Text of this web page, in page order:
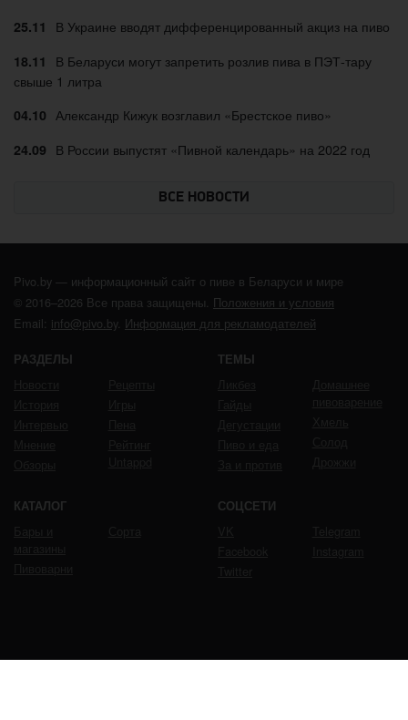
25.11 В Украине вводят дифференцированный акциз на пиво
18.11
В Беларуси могут запретить розлив пива в ПЭТ-тару
свыше 1 литра
04.10 Александр Кижук возглавил «Брестское пиво»
24.09 В России выпустят «Пивной календарь» на 2022 год
ВСЕ НОВОСТИ
Pivo.by — информационный сайт о пиве в Беларуси и мире
© 2016–2026 Все права защищены. Положения и условия
Email: info@pivo.by. Информация для рекламодателей
РАЗДЕЛЫ ТЕМЫ
КАТАЛОГ СОЦСЕТИ